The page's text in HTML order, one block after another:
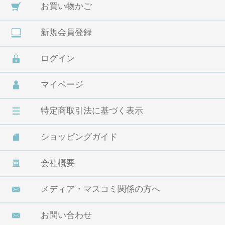
お買い物かご
新規会員登録
ログイン
マイページ
特定商取引法に基づく表示
ショッピングガイド
会社概要
メディア・マスコミ関係の方へ
お問い合わせ